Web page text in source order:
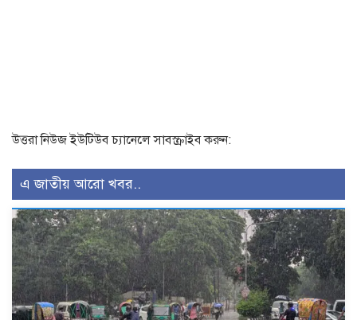
উত্তরা নিউজ ইউটিউব চ্যানেলে সাবস্ক্রাইব করুন:
এ জাতীয় আরো খবর..